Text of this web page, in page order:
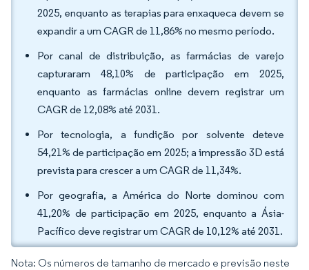
2025, enquanto as terapias para enxaqueca devem se
expandir a um CAGR de 11,86% no mesmo período.
Por canal de distribuição, as farmácias de varejo
capturaram 48,10% de participação em 2025,
enquanto as farmácias online devem registrar um
CAGR de 12,08% até 2031.
Por tecnologia, a fundição por solvente deteve
54,21% de participação em 2025; a impressão 3D está
prevista para crescer a um CAGR de 11,34%.
Por geografia, a América do Norte dominou com
41,20% de participação em 2025, enquanto a Ásia-
Pacífico deve registrar um CAGR de 10,12% até 2031.
Nota: Os números de tamanho de mercado e previsão neste